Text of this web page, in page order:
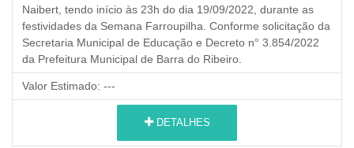
Naibert, tendo início às 23h do dia 19/09/2022, durante as
festividades da Semana Farroupilha. Conforme solicitação da
Secretaria Municipal de Educação e Decreto n° 3.854/2022
da Prefeitura Municipal de Barra do Ribeiro.
Valor Estimado: ---
DETALHES